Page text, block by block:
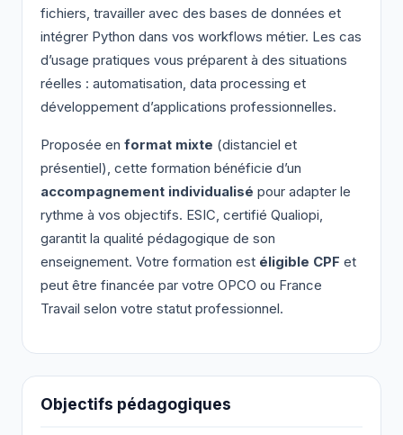
fichiers, travailler avec des bases de données et
intégrer Python dans vos workflows métier. Les cas
d’usage pratiques vous préparent à des situations
réelles : automatisation, data processing et
développement d’applications professionnelles.
Proposée en format mixte (distanciel et
présentiel), cette formation bénéficie d’un
accompagnement individualisé pour adapter le
rythme à vos objectifs. ESIC, certifié Qualiopi,
garantit la qualité pédagogique de son
enseignement. Votre formation est éligible CPF et
peut être financée par votre OPCO ou France
Travail selon votre statut professionnel.
Objectifs pédagogiques